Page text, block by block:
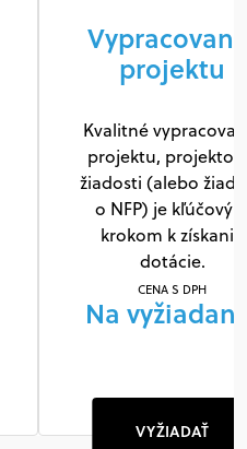
projektu
Kvalitné
projektu,
žiadosti (alebo
o NFP) je
krokom k získaniu
dotácie.
CENA S DPH
Na
VYŽIADAŤ